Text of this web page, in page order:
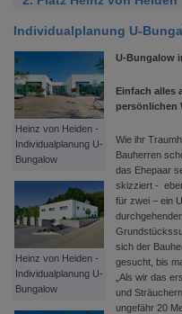
Individualplanung U-
Heinz von Heiden -
Individualplanung U-
Bungalow
Heinz von Heiden -
Individualplanung U-
Bungalow
U-Bungalow
Einfach alles
persönlichen
Wie ihr
Bauherren
das Ehepaar
skizziert -
für zwei – ein
sich der
gesucht, bis
„Als wir das
und
ungefähr 20